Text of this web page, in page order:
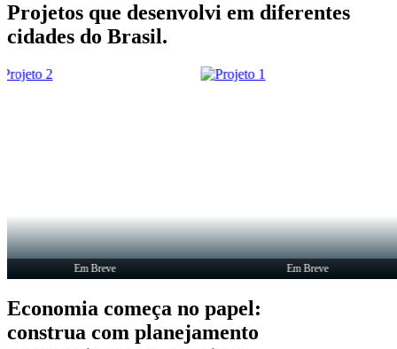
Projetos que desenvolvi em diferentes
cidades do Brasil.
Em Breve Em Breve
Economia começa no papel:
construa com planejamento